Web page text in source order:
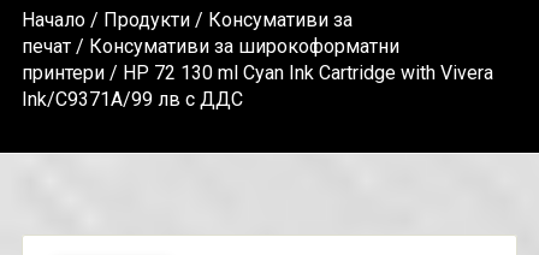
Начало/ Продукти/ Консумативи за
печат/ Консумативи за широкоформатни
принтери/ HP 72 130 ml Cyan Ink Cartridge with Vivera
Ink/C9371A/99 лв с ДДС